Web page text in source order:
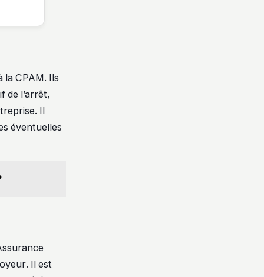
la CPAM. Ils
de l’arrêt,
Il
éventuelles
Il est